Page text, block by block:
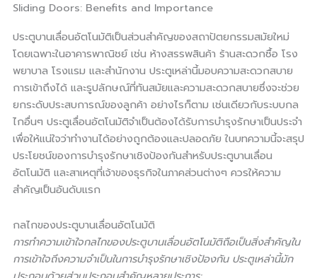
Sliding Doors: Benefits and Importance
ประตูบานเลื่อนอัตโนมัติเป็นส่วนสำคัญของสถาปัตยกรรมสมัยใหม่
โดยเฉพาะในอาคารพาณิชย์ เช่น ห้างสรรพสินค้า ร้านสะดวกซื้อ โรง
พยาบาล โรงแรม และสำนักงาน ประตูเหล่านี้มอบความสะดวกสบาย
การเข้าถึงได้ และรูปลักษณ์ที่ทันสมัยและความสะดวกสบายซึ่งจะช่วย
ยกระดับประสบการณ์ของลูกค้า อย่างไรก็ตาม เช่นเดียวกับระบบกล
ไกอื่นๆ ประตูเลื่อนอัตโนมัติจำเป็นต้องได้รับการบำรุงรักษาเป็นประจำ
เพื่อให้แน่ใจว่าทำงานได้อย่างถูกต้องและปลอดภัย ในบทความนี้จะสรุป
ประโยชน์ของการบำรุงรักษาเชิงป้องกันสำหรับประตูบานเลื่อน
อัตโนมัติ และสาเหตุที่เจ้าของธุรกิจในภาคส่วนต่างๆ ควรให้ความ
สำคัญเป็นอันดับแรก
กลไกของประตูบานเลื่อนอัตโนมัติ
การทำความเข้าใจกลไกของประตูบานเลื่อนอัตโนมัติถือเป็นสิ่งสำคัญใน
การเข้าใจถึงความจำเป็นในการบำรุงรักษาเชิงป้องกัน ประตูเหล่านี้มัก